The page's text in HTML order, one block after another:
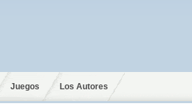
Juegos Los Autores